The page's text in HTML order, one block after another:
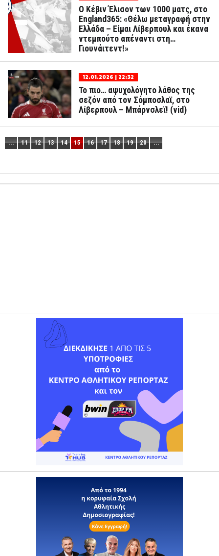
Ο Κέβιν Έλισον των 1000 ματς, στο
England365: «Θέλω μεταγραφή στην
Ελλάδα – Είμαι Λίβερπουλ και έκανα
ντεμπούτο απέναντι στη…
Γιουνάιτεντ!»
12.01.2026 | 22:32
Το πιο… αψυχολόγητο λάθος της
σεζόν από τον Σόμποσλαϊ, στο
Λίβερπουλ – Μπάρνσλεϊ! (vid)
... 11 12 13 14 15 16 17 18 19 20 ...